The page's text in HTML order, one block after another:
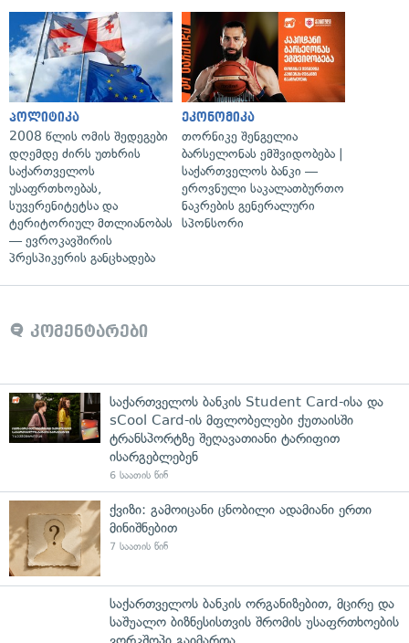
პოლიტიკა
2008 წლის ომის შედეგები
დღემდე ძირს უთხრის
საქართველოს
უსაფრთხოებას,
სუვერენიტეტსა და
ტერიტორიულ მთლიანობას
— ევროკავშირის
პრესპიკერის განცხადება
ეკონომიკა
თორნიკე შენგელია
ბარსელონას ემშვიდობება |
საქართველოს ბანკი —
ეროვნული საკალათბურთო
ნაკრების გენერალური
სპონსორი
კომენტარები
საქართველოს ბანკის Student Card-ისა და
sCool Card-ის მფლობელები ქუთაისში
ტრანსპორტზე შეღავათიანი ტარიფით
ისარგებლებენ
6 საათის წინ
ქვიზი: გამოიცანი ცნობილი ადამიანი ერთი
მინიშნებით
7 საათის წინ
საქართველოს ბანკის ორგანიზებით, მცირე და
საშუალო ბიზნესისთვის შრომის უსაფრთხოების